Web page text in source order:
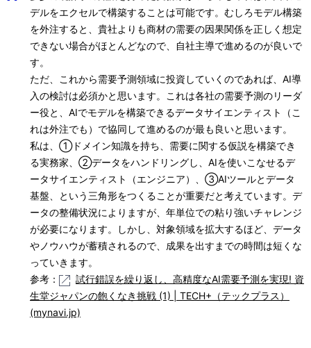
デルをエクセルで構築することは可能です。むしろモデル構築
を外注すると、貴社よりも商材の需要の因果関係を正しく想定
できない場合がほとんどなので、自社主導で進めるのが良いで
す。
ただ、これから需要予測領域に投資していくのであれば、AI導
入の検討は必須かと思います。これは各社の需要予測のリーダ
ー役と、AIでモデルを構築できるデータサイエンティスト（こ
れは外注でも）で協同して進めるのが最も良いと思います。
私は、①ドメイン知識を持ち、需要に関する仮説を構築でき
る実務家、②データをハンドリングし、AIを使いこなせるデ
ータサイエンティスト（エンジニア）、③AIツールとデータ
基盤、という三角形をつくることが重要だと考えています。デ
ータの整備状況によりますが、年単位での粘り強いチャレンジ
が必要になります。しかし、対象領域を拡大するほど、データ
やノウハウが蓄積されるので、成果を出すまでの時間は短くな
っていきます。
参考：
試行錯誤を繰り返し、高精度なAI需要予測を実現! 資
生堂ジャパンの飽くなき挑戦 (1) | TECH+（テックプラス）
(mynavi.jp)